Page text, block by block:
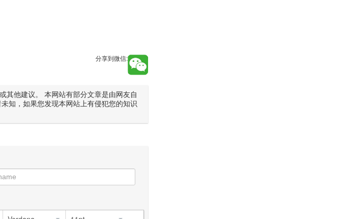
分享到微信:
其他建议。 本网站有部分文章是由网友自
知，如果您发现本网站上有侵犯您的知识